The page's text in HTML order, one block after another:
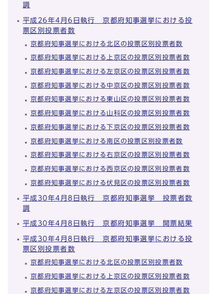
調
平成26年4月6日執行 京都府知事選挙における投
票区別投票者数
京都府知事選挙における北区の投票区別投票者数
京都府知事選挙における上京区の投票区別投票者数
京都府知事選挙における左京区の投票区別投票者数
京都府知事選挙における中京区の投票区別投票者数
京都府知事選挙における東山区の投票区別投票者数
京都府知事選挙における山科区の投票区別投票者数
京都府知事選挙における下京区の投票区別投票者数
京都府知事選挙における南区の投票区別投票者数
京都府知事選挙における右京区の投票区別投票者数
京都府知事選挙における西京区の投票区別投票者数
京都府知事選挙における伏見区の投票区別投票者数
平成30年4月8日執行 京都府知事選挙 投票者数
調
平成30年4月8日執行 京都府知事選挙 開票結果
平成30年4月8日執行 京都府知事選挙における投
票区別投票者数
京都府知事選挙における北区の投票区別投票者数
京都府知事選挙における上京区の投票区別投票者数
京都府知事選挙における左京区の投票区別投票者数